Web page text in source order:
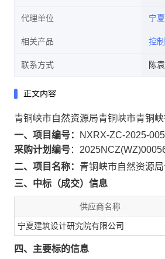
代理单位 宁
相关产品 控
联系方式 陈
正文内容
青铜峡市自然资源局青铜峡市青铜
一、项目编号：
NXRX-ZC-2025-005
采购计划编号：
二、项目名称： 青铜峡市自然资源
三、中标（成交）信息
供应商名称
宁夏建筑设计研究院有限公司
四、主要标的信息